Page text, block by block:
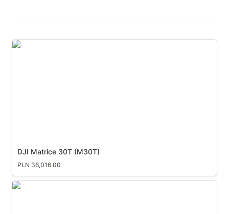
DJI Matrice 30T (M30T)
DJI Matrice 30T (M30T)
PLN 36,016.00
DJI Matrice 30 (M30)